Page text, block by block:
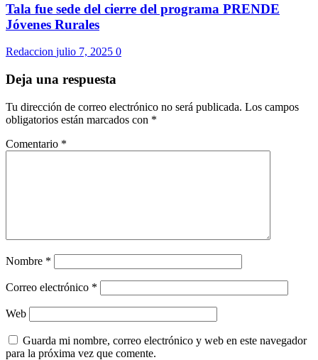
Tala fue sede del cierre del programa PRENDE
Jóvenes Rurales
Redaccion julio 7, 2025 0
Deja una respuesta
Tu dirección de correo electrónico no será publicada. Los campos
obligatorios están marcados con *
Comentario *
Nombre *
Correo electrónico *
Web
Guarda mi nombre, correo electrónico y web en este navegador
para la próxima vez que comente.